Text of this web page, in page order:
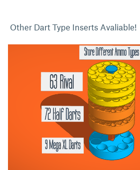
Other Dart Type Inserts Avaliable!